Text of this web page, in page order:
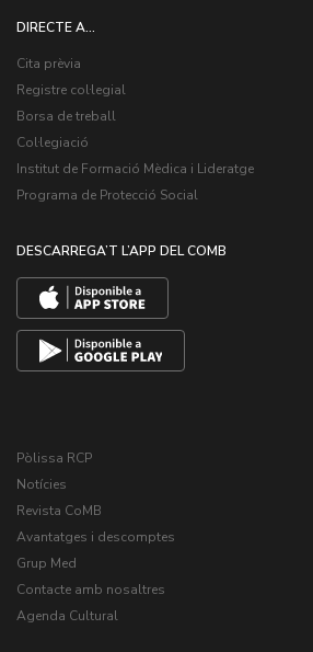
DIRECTE A...
Cita prèvia
Registre col·legial
Borsa de treball
Col·legiació
Institut de Formació Mèdica i Lideratge
Programa de Protecció Social
DESCARREGA’T L’APP DEL COMB
Pòlissa RCP
Notícies
Revista CoMB
Avantatges i descomptes
Grup Med
Contacte amb nosaltres
Agenda Cultural